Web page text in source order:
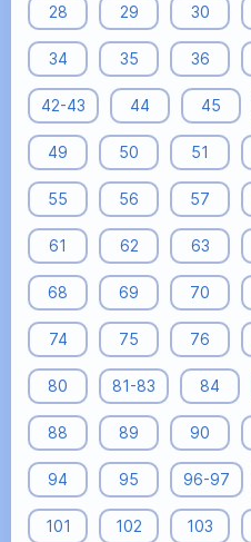
28 29 30
34 35 36
42-43 44 45
49 50 51
55 56 57
61 62 63
68 69 70
74 75 76
80 81-83 84
88 89 90
94 95 96-97
101 102 103